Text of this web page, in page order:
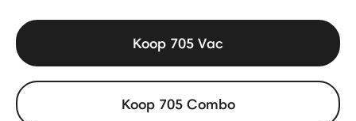
Koop 705 Vac
Koop 705 Combo